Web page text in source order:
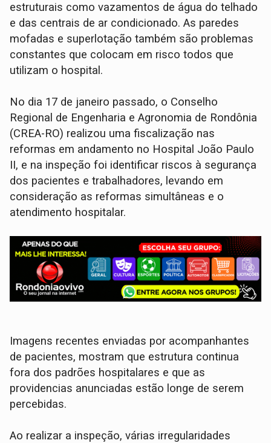
estruturais como vazamentos de água do telhado
e das centrais de ar condicionado. As paredes
mofadas e superlotação também são problemas
constantes que colocam em risco todos que
utilizam o hospital.
No dia 17 de janeiro passado, o Conselho
Regional de Engenharia e Agronomia de Rondônia
(CREA-RO) realizou uma fiscalização nas
reformas em andamento no Hospital João Paulo
II, e na inspeção foi identificar riscos à segurança
dos pacientes e trabalhadores, levando em
consideração as reformas simultâneas e o
atendimento hospitalar.
Imagens recentes enviadas por acompanhantes
de pacientes, mostram que estrutura continua
fora dos padrões hospitalares e que as
providencias anunciadas estão longe de serem
percebidas.
Ao realizar a inspeção, várias irregularidades